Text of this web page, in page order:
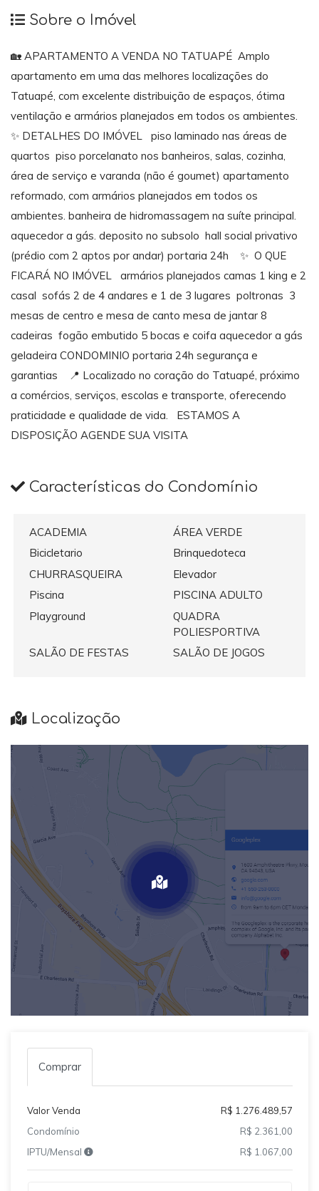
Sobre o Imóvel
🏡 APARTAMENTO A VENDA NO TATUAPÉ Amplo
apartamento em uma das melhores localizações do
Tatuapé, com excelente distribuição de espaços, ótima
ventilação e armários planejados em todos os ambientes.
✨ DETALHES DO IMÓVEL piso laminado nas áreas de
quartos piso porcelanato nos banheiros, salas, cozinha,
área de serviço e varanda (não é goumet) apartamento
reformado, com armários planejados em todos os
ambientes. banheira de hidromassagem na suíte principal.
aquecedor a gás. deposito no subsolo hall social privativo
(prédio com 2 aptos por andar) portaria 24h ✨ O QUE
FICARÁ NO IMÓVEL armários planejados camas 1 king e 2
casal sofás 2 de 4 andares e 1 de 3 lugares poltronas 3
mesas de centro e mesa de canto mesa de jantar 8
cadeiras fogão embutido 5 bocas e coifa aquecedor a gás
geladeira CONDOMINIO portaria 24h segurança e
garantias 📍 Localizado no coração do Tatuapé, próximo
a comércios, serviços, escolas e transporte, oferecendo
praticidade e qualidade de vida. ESTAMOS A
DISPOSIÇÃO AGENDE SUA VISITA
Características do Condomínio
ACADEMIA
ÁREA VERDE
Bicicletario
Brinquedoteca
CHURRASQUEIRA
Elevador
Piscina
PISCINA ADULTO
Playground
QUADRA
POLIESPORTIVA
SALÃO DE FESTAS
SALÃO DE JOGOS
Localização
Comprar
Valor Venda
R$ 1.276.489,57
Condomínio
R$ 2.361,00
IPTU/Mensal
R$ 1.067,00